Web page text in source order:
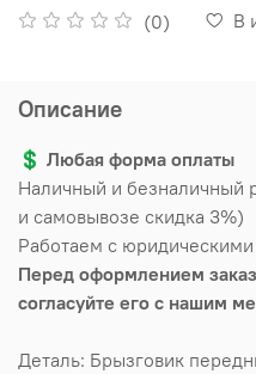
(0) В
Описание
💲 Любая форма оплаты
Наличный и безналичный
и самовывозе скидка 3%)
Работаем с
Перед оформлением
согласуйте его с нашим
Деталь: Брызговик